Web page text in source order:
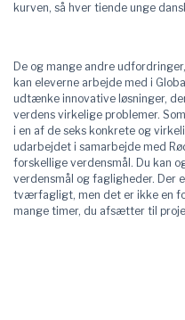
kurven, så hver tiende unge
De og mange andre
kan eleverne arbejde med i
udtænke innovative løsninger,
verdens virkelige problemer.
i en af de seks konkrete og
udarbejdet i samarbejde med
forskellige verdensmål. Du kan
verdensmål og fagligheder. Der
tværfagligt, men det er ikke en
mange timer, du afsætter til